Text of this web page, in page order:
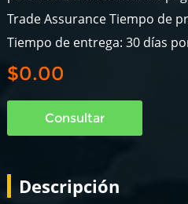
Trade Assurance Tiempo de
Tiempo de entrega: 30 días
$0.00
Consultar
Descripción